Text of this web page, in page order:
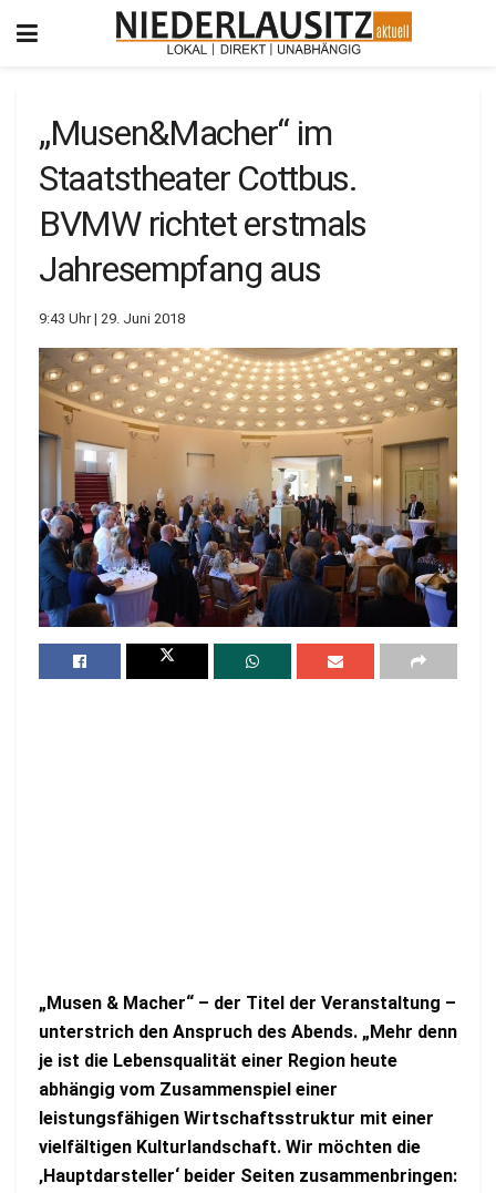
„Musen&Macher“ im
Staatstheater Cottbus.
BVMW richtet erstmals
Jahresempfang aus
9:43 Uhr | 29. Juni 2018
„Musen & Macher“ – der Titel der Veranstaltung –
unterstrich den Anspruch des Abends. „Mehr denn
je ist die Lebensqualität einer Region heute
abhängig vom Zusammenspiel einer
leistungsfähigen Wirtschaftsstruktur mit einer
vielfältigen Kulturlandschaft. Wir möchten die
‚Hauptdarsteller‘ beider Seiten zusammenbringen: